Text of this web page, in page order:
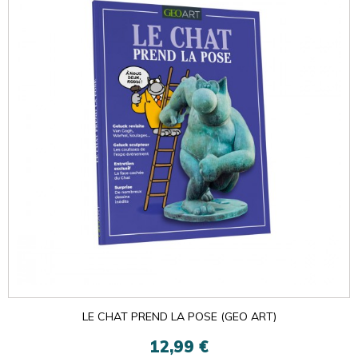
LE CHAT PREND LA POSE (GEO ART)
12,99 €